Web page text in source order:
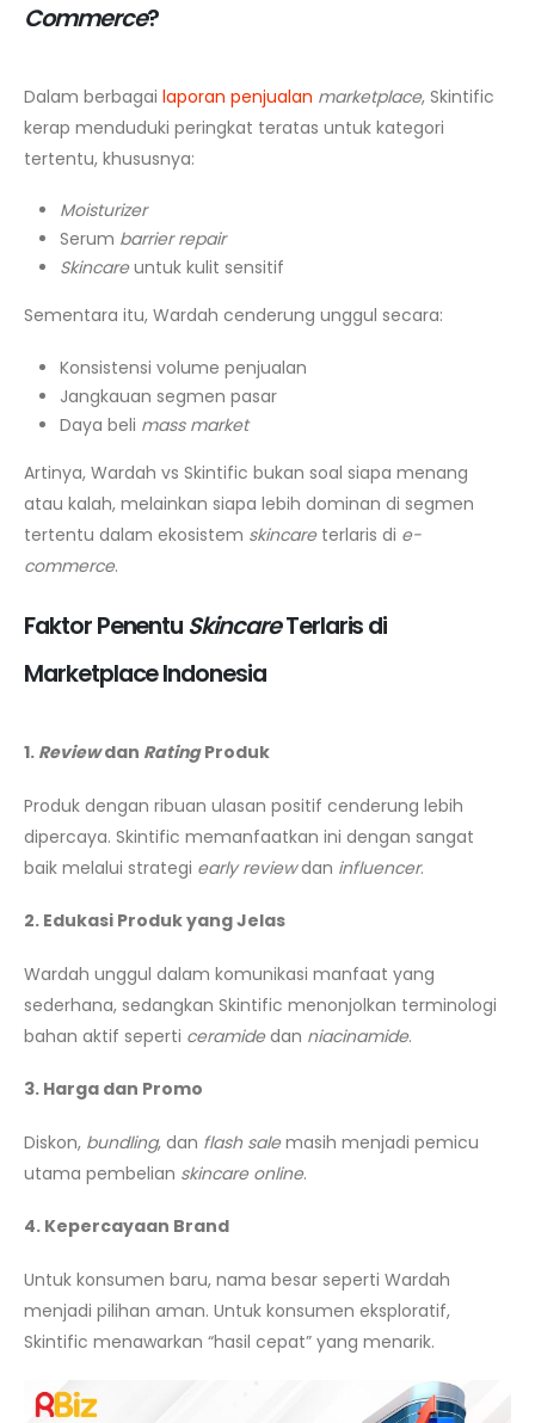
Commerce?
Dalam berbagai laporan penjualan marketplace, Skintific
kerap menduduki peringkat teratas untuk kategori
tertentu, khususnya:
Moisturizer
Serum barrier repair
Skincareuntuk kulit sensitif
Sementara itu, Wardah cenderung unggul secara:
Konsistensi volume penjualan
Jangkauan segmen pasar
Daya beli mass market
Artinya, Wardah vs Skintific bukan soal siapa menang
atau kalah, melainkan siapa lebih dominan di segmen
tertentu dalam ekosistem skincareterlaris di e-
commerce.
Faktor Penentu SkincareTerlaris di
Marketplace Indonesia
1. Reviewdan RatingProduk
Produk dengan ribuan ulasan positif cenderung lebih
dipercaya. Skintific memanfaatkan ini dengan sangat
baik melalui strategi early reviewdan influencer.
2. Edukasi Produk yang Jelas
Wardah unggul dalam komunikasi manfaat yang
sederhana, sedangkan Skintific menonjolkan terminologi
bahan aktif seperti ceramidedan niacinamide.
3. Harga dan Promo
Diskon, bundling, dan flash salemasih menjadi pemicu
utama pembelian skincare online.
4. Kepercayaan Brand
Untuk konsumen baru, nama besar seperti Wardah
menjadi pilihan aman. Untuk konsumen eksploratif,
Skintific menawarkan “hasil cepat” yang menarik.